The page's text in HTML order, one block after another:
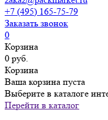
+7 (495) 165-75-79
Заказать звонок
0
Корзина
0 руб.
Корзина
Ваша корзина пуста
Выберите в каталоге
Перейти в каталог